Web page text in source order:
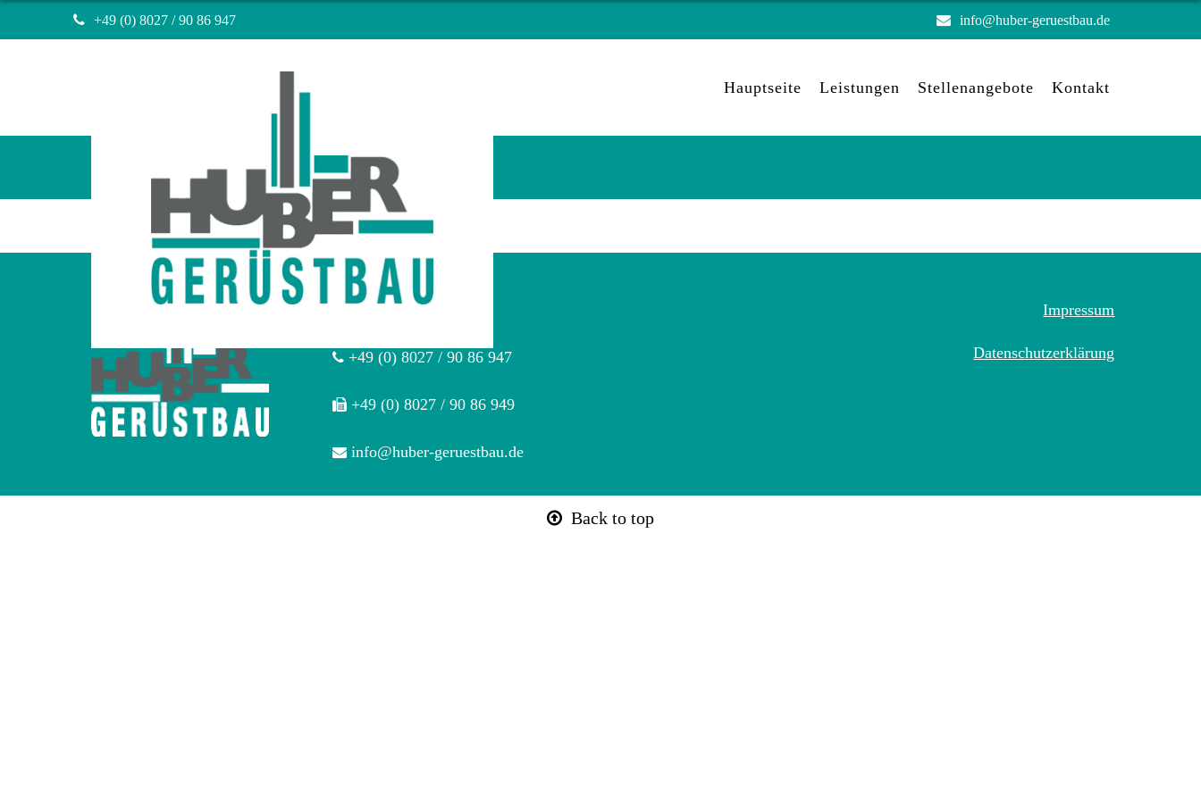
+49 (0) 8027 / 90 86 947 info@huber-geruestbau.de
Hauptseite Leistungen Stellenangebote Kontakt
Huber Gerüstbau München Lithofin
München/Dietramszell
+49 (0) 8027 / 90 86 947
+49 (0) 8027 / 90 86 949
info@huber-geruestbau.de
Impressum
Datenschutzerklärung
Back to top